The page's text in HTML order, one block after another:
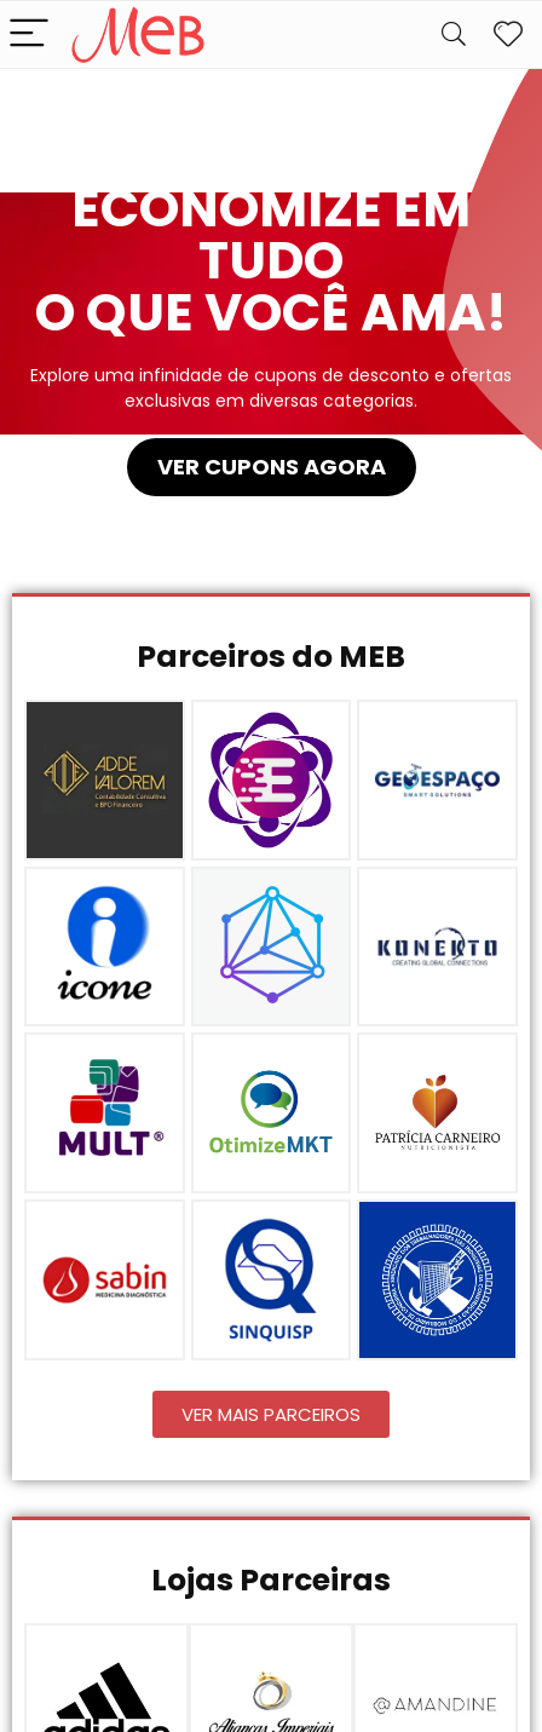
ECONOMIZE EM
TUDO
O QUE VOCÊ AMA!
Explore uma infinidade de cupons de desconto e ofertas
exclusivas em diversas categorias.
VER CUPONS AGORA
Parceiros do MEB
VER MAIS PARCEIROS
Lojas Parceiras